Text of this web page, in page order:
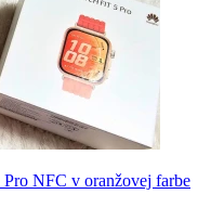
NFC v oranžovej farbe